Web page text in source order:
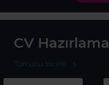
CV Hazırlama
Tümünü İncele